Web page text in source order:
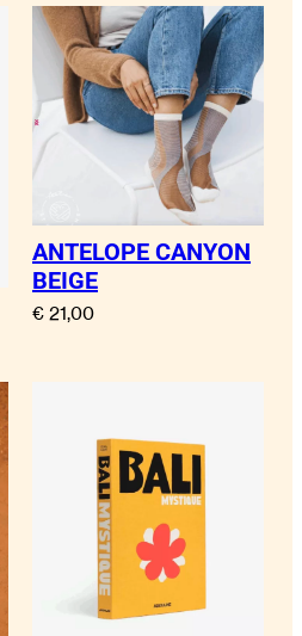
célèbres, de
ainsi que des artistes
et Henri Matisse, et
Saint-Tropez ne
la belle du jour d’alors,
ses amours, et bien
tels qu’Annabel et Bernard
de voyage glamour pour
à travers son passé
en constante évolution.
annuels comme
de Saint-Tropez, mais
tels qu’un défilé
emblématique tropezien,
Nikki Beach initiée par
le même, et cet
de vivre unique qui
ANTELOPE CANYON
BEIGE
€ 21,00